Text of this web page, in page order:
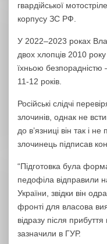
гвардійської
корпусу ЗС РФ.
У 2022–2023 роках
двох хлопців 2010
їхньою
11-12 років.
Російські слідчі
злочинів, однак не
до в’язниці він так і
злочинець підписав
“Підготовка була
педофіла відправили
України, звідки він
фронті для власова
відразу після прибуття
зазначили в ГУР.